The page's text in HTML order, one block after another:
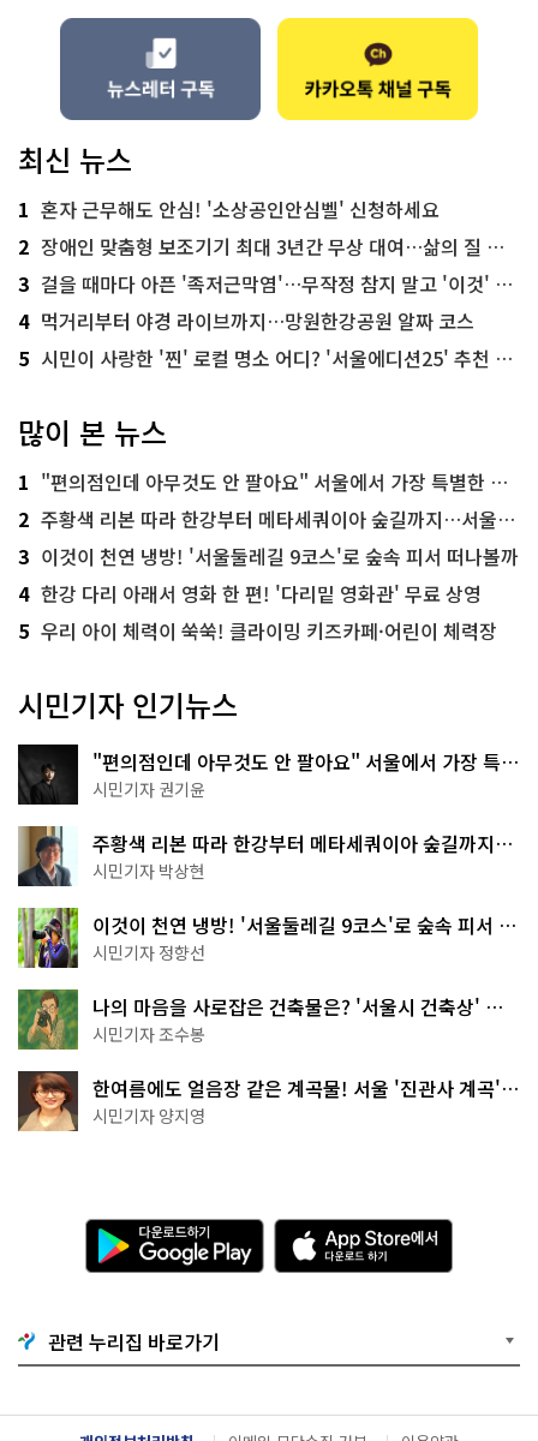
최신 뉴스
1 혼자 근무해도 안심! '소상공인안심벨' 신청하세요
2 장애인 맞춤형 보조기기 최대 3년간 무상 대여…삶의 질 높인다
3 걸을 때마다 아픈 '족저근막염'…무작정 참지 말고 '이것' 해보세요!
4 먹거리부터 야경 라이브까지…망원한강공원 알짜 코스
5 시민이 사랑한 '찐' 로컬 명소 어디? '서울에디션25' 추천 코스
많이 본 뉴스
1 "편의점인데 아무것도 안 팔아요" 서울에서 가장 특별한 편의점의 정체
2 주황색 리본 따라 한강부터 메타세쿼이아 숲길까지…서울둘레길 15코스
3 이것이 천연 냉방! '서울둘레길 9코스'로 숲속 피서 떠나볼까
4 한강 다리 아래서 영화 한 편! '다리밑 영화관' 무료 상영
5 우리 아이 체력이 쑥쑥! 클라이밍 키즈카페·어린이 체력장
시민기자 인기뉴스
"편의점인데 아무것도 안 팔아요" 서울에서 가장 특별
한 편의점의 정체
시민기자 권기윤
주황색 리본 따라 한강부터 메타세쿼이아 숲길까지…
서울둘레길 15코스
시민기자 박상현
이것이 천연 냉방! '서울둘레길 9코스'로 숲속 피서 떠
나볼까
시민기자 정향선
나의 마음을 사로잡은 건축물은? '서울시 건축상' 수
상작 공개!
시민기자 조수봉
한여름에도 얼음장 같은 계곡물! 서울 '진관사 계곡'이
천국이네~
시민기자 양지영
다
운
로
기
G
o
g
l
A
p
p
e
서
다
관련 누리집 바로가기